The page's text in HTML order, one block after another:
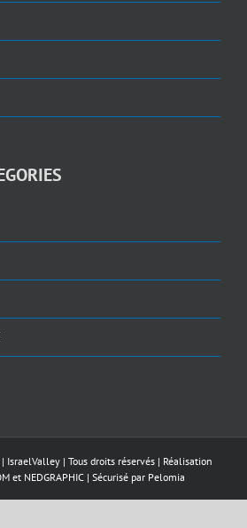
IsraelValley | Tous droits réservés | Réalisation
et NEDGRAPHIC | Sécurisé par Pelomia